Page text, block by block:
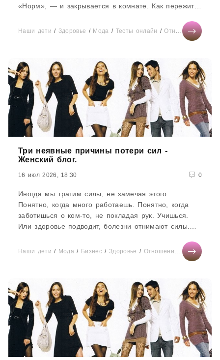
«Норм», — и закрывается в комнате. Как пережить
Наши дети / Здоровье / Мода / Тесты онлайн /Отношения /
Три неявные причины потери сил -
Женский блог.
16 июл 2026, 18:30 0
Иногда мы тратим силы, не замечая этого.
Понятно, когда много работаешь. Понятно, когда
заботишься о ком-то, не покладая рук. Учишься.
Или здоровье подводит, болезни отнимают силы.
Наши дети / Мода / Бизнес / Здоровье / Отношения /Тесты